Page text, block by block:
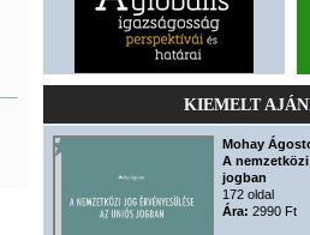
KIEMELT
Mohay
A
jogban
172 oldal
Ára: 2990 Ft